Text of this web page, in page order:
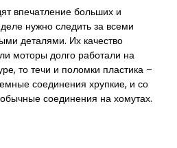
впечатление больших и
нужно следить за всеми
деталями. Их качество
моторы долго работали на
то течи и поломки пластика –
соединения хрупкие, и со
соединения на хомутах.